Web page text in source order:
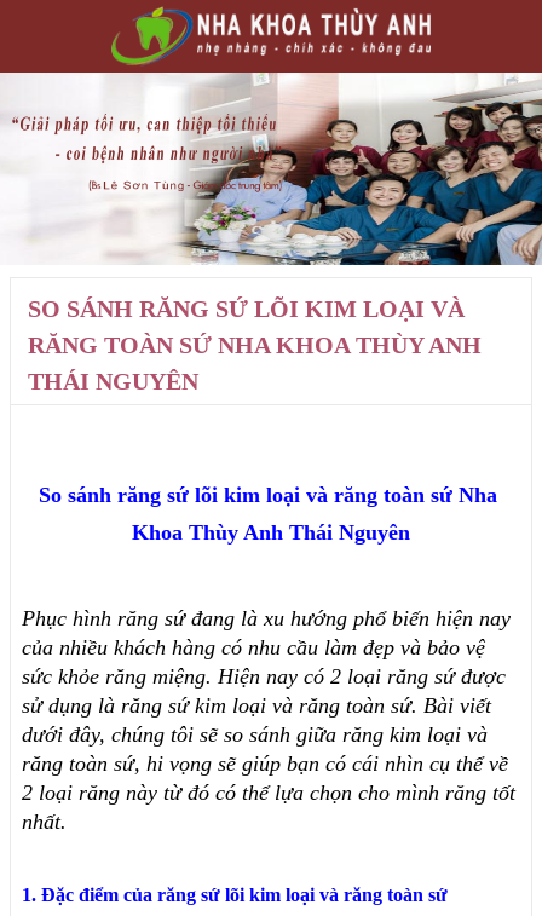
SO SÁNH RĂNG SỨ LÕI KIM LOẠI VÀ
RĂNG TOÀN SỨ NHA KHOA THÙY ANH
THÁI NGUYÊN
So sánh răng sứ lõi kim loại và răng toàn sứ Nha
Khoa Thùy Anh Thái Nguyên
Phục hình răng sứ đang là xu hướng phổ biến hiện nay
của nhiều khách hàng có nhu cầu làm đẹp và bảo vệ
sức khỏe răng miệng. Hiện nay có 2 loại răng sứ được
sử dụng là răng sứ kim loại và răng toàn sứ. Bài viết
dưới đây, chúng tôi sẽ so sánh giữa răng kim loại và
răng toàn sứ, hi vọng sẽ giúp bạn có cái nhìn cụ thể về
2 loại răng này từ đó có thể lựa chọn cho mình răng tốt
nhất.
1. Đặc điểm của răng sứ lõi kim loại và răng toàn sứ